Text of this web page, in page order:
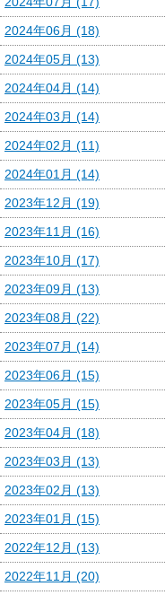
2024年06月 (18)
2024年05月 (13)
2024年04月 (14)
2024年03月 (14)
2024年02月 (11)
2024年01月 (14)
2023年12月 (19)
2023年11月 (16)
2023年10月 (17)
2023年09月 (13)
2023年08月 (22)
2023年07月 (14)
2023年06月 (15)
2023年05月 (15)
2023年04月 (18)
2023年03月 (13)
2023年02月 (13)
2023年01月 (15)
2022年12月 (13)
2022年11月 (20)